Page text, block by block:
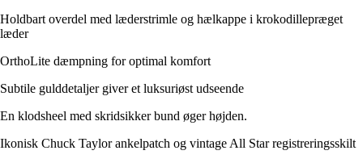
Holdbart overdel med læderstrimle og hælkappe i krokodillepræget
læder
OrthoLite dæmpning for optimal komfort
Subtile gulddetaljer giver et luksuriøst udseende
En klodsheel med skridsikker bund øger højden.
Ikonisk Chuck Taylor ankelpatch og vintage All Star registreringsskilt